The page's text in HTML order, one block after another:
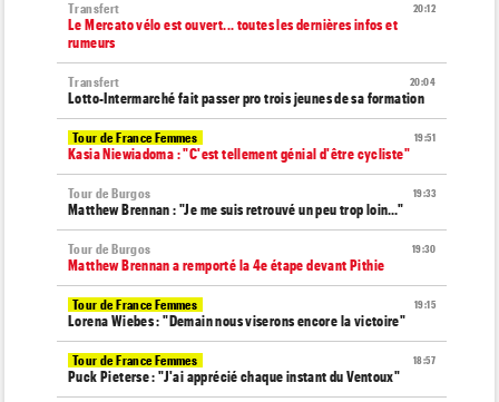
20:12
Transfert
Le Mercato vélo est ouvert... toutes les dernières infos et
rumeurs
20:04
Transfert
Lotto-Intermarché fait passer pro trois jeunes de sa formation
19:51
Tour de France Femmes
Kasia Niewiadoma : "C'est tellement génial d'être cycliste"
19:33
Tour de Burgos
Matthew Brennan : "Je me suis retrouvé un peu trop loin…"
19:30
Tour de Burgos
Matthew Brennan a remporté la 4e étape devant Pithie
19:15
Tour de France Femmes
Lorena Wiebes : "Demain nous viserons encore la victoire"
18:57
Tour de France Femmes
Puck Pieterse : "J'ai apprécié chaque instant du Ventoux"